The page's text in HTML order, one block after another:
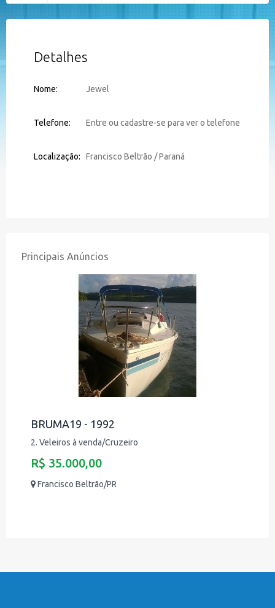
Detalhes
Nome: Jewel
Telefone: Entre ou cadastre-se para ver o telefone
Localização: Francisco Beltrão / Paraná
Principais Anúncios
BRUMA19 - 1992
2. Veleiros à venda/Cruzeiro
R$ 35.000,00
Francisco Beltrão/PR